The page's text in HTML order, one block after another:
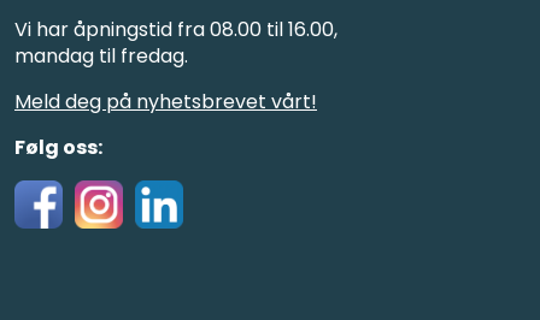
Vi har åpningstid fra 08.00 til 16.00,
mandag til fredag.
Meld deg på nyhetsbrevet vårt!
Følg oss: